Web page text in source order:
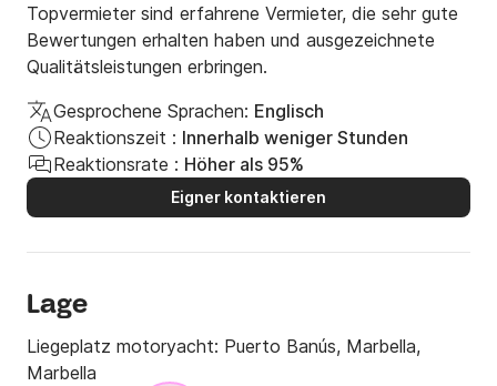
Topvermieter sind erfahrene Vermieter, die sehr gute
Bewertungen erhalten haben und ausgezeichnete
Qualitätsleistungen erbringen.
Gesprochene Sprachen: Englisch
Reaktionszeit : Innerhalb weniger Stunden
Reaktionsrate : Höher als 95%
Eigner kontaktieren
Lage
Liegeplatz motoryacht: Puerto Banús, Marbella,
Marbella